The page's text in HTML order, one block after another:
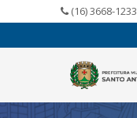
(16) 3668-1233